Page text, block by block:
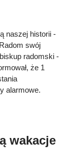
naszej historii -
swój
radomski -
że 1
alarmowe.
wakacje